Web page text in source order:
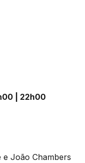
| 22h00
e João Chambers